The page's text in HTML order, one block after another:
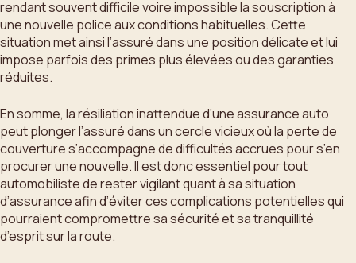
rendant souvent difficile voire impossible la souscription à
une nouvelle police aux conditions habituelles. Cette
situation met ainsi l’assuré dans une position délicate et lui
impose parfois des primes plus élevées ou des garanties
réduites.
En somme, la résiliation inattendue d’une assurance auto
peut plonger l’assuré dans un cercle vicieux où la perte de
couverture s’accompagne de difficultés accrues pour s’en
procurer une nouvelle. Il est donc essentiel pour tout
automobiliste de rester vigilant quant à sa situation
d’assurance afin d’éviter ces complications potentielles qui
pourraient compromettre sa sécurité et sa tranquillité
d’esprit sur la route.